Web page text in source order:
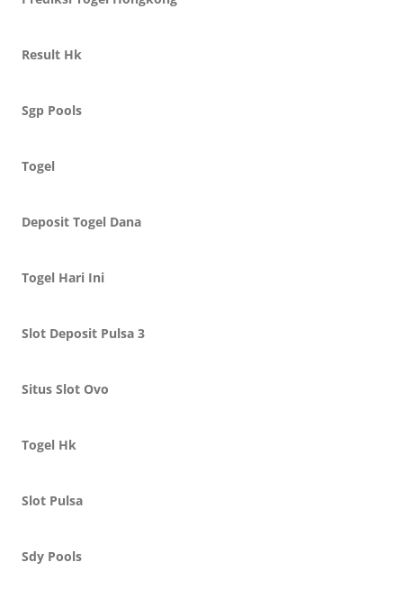
Result Hk
Sgp Pools
Togel
Deposit Togel Dana
Togel Hari Ini
Slot Deposit Pulsa 3
Situs Slot Ovo
Togel Hk
Slot Pulsa
Sdy Pools